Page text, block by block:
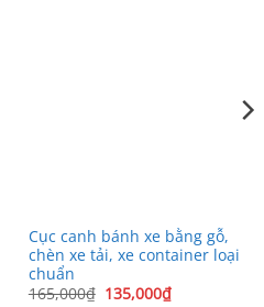
Cục canh bánh xe bằng gỗ,
chèn xe tải, xe container loại
chuẩn
165,000₫ Giá
135,000₫Giá